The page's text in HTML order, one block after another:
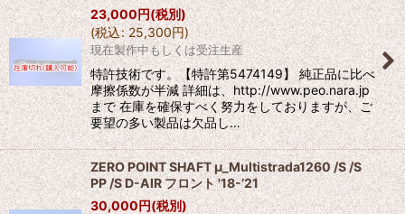
23,000円(税別)
(税込: 25,300円)
現在製作中もしくは受注生産
特許技術です。【特許第5474149】 純正品に比べ
摩擦係数が半減 詳細は、http://www.peo.nara.jp
まで 在庫を確保すべく努力をしておりますが、ご
要望の多い製品は欠品し…
ZERO POINT SHAFT μ_Multistrada1260 /S /S
PP /S D-AIR フロント '18-’21
30,000円(税別)